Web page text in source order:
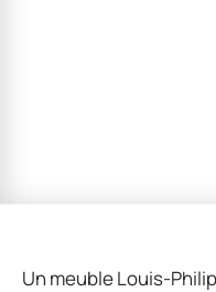
Un meuble Louis-